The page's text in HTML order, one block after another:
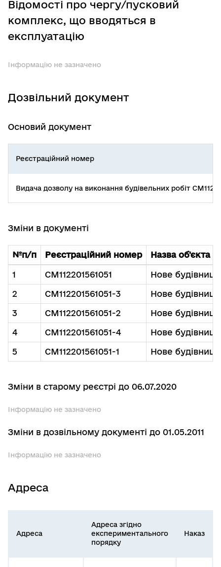
Відомості про чергу/пусковий
комплекс, що вводяться в
експлуатацію
Інформацію не зазначено
Дозвільний документ
Основий документ
Реєстраційний номер
Видача дозволу на виконання будівельних робіт
Зміни в документі
№п/п Реєстраційний номер Назва об'єкта
1 СМ112201561051 Нове
2 СМ112201561051-3 Нове
3 СМ112201561051-2 Нове
4 СМ112201561051-4 Нове
5 СМ112201561051-1 Нове
Зміни в старому реєстрі до 06.07.2020
Інформацію не зазначено
Зміни в дозвільному документі до 01.05.2011
Інформацію не зазначено
Адреса
Адреса
Адреса згідно
експериментального
порядку
Наказ